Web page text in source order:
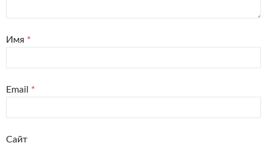
Имя *
Email *
Сайт